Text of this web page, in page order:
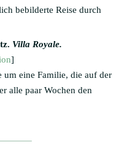
bebilderte Reise durch
Villa Royale.
]
um eine Familie, die auf der
alle paar Wochen den